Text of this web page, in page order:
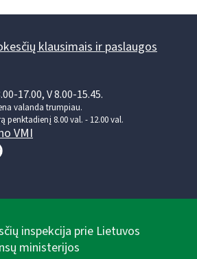
klausimais ir paslaugos
17.00, V 8.00-15.45.
valanda trumpiau.
penktadienį 8.00 val. - 12.00 val.
VMI
inspekcija prie Lietuvos
ministerijos